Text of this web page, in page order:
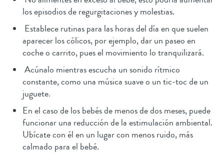
los episodios de regurgitaciones y molestias.
Establece rutinas para las horas del día en que suelen
aparecer los cólicos, por ejemplo, dar un paseo en
coche o carrito, pues el movimiento lo tranquilizará.
Acúnalo mientras escucha un sonido rítmico
constante, como una música suave o un tic-toc de un
juguete.
En el caso de los bebés de menos de dos meses, puede
funcionar una reducción de la estimulación ambiental.
Ubícate con él en un lugar con menos ruido, más
calmado para el bebé.